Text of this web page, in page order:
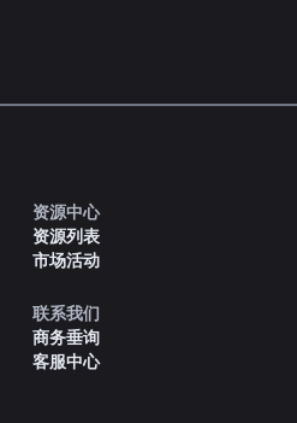
资源中心
资源列表
市场活动
联系我们
商务垂询
客服中心